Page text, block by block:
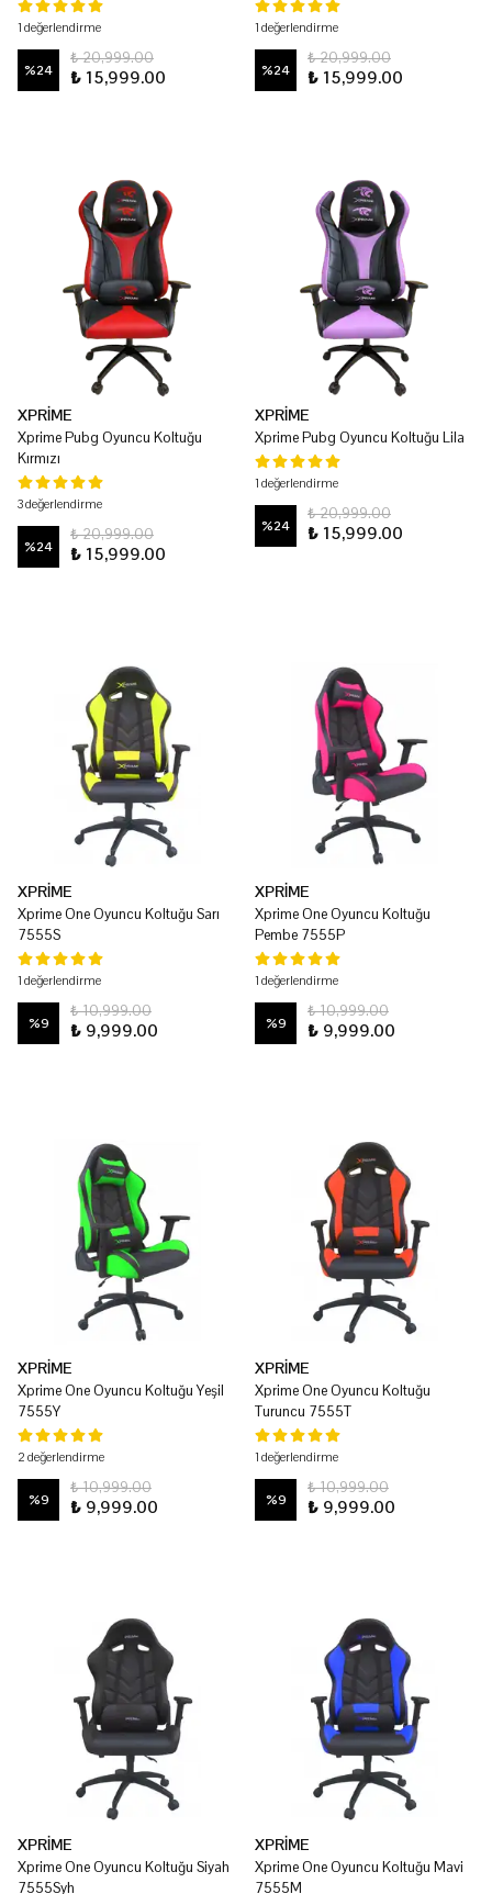
1 değerlendirme
%24
₺ 20,999.00
₺ 15,999.00
1 değerlendirme
%24
₺ 20,999.00
₺ 15,999.00
XPRİME
Xprime Pubg Oyuncu Koltuğu
Kırmızı
3 değerlendirme
%24
₺ 20,999.00
₺ 15,999.00
XPRİME
Xprime Pubg Oyuncu Koltuğu Lila
1 değerlendirme
%24
₺ 20,999.00
₺ 15,999.00
XPRİME
Xprime One Oyuncu Koltuğu Sarı
7555S
1 değerlendirme
%9
₺ 10,999.00
₺ 9,999.00
XPRİME
Xprime One Oyuncu Koltuğu
Pembe 7555P
1 değerlendirme
%9
₺ 10,999.00
₺ 9,999.00
XPRİME
Xprime One Oyuncu Koltuğu Yeşil
7555Y
2 değerlendirme
%9
₺ 10,999.00
₺ 9,999.00
XPRİME
Xprime One Oyuncu Koltuğu
Turuncu 7555T
1 değerlendirme
%9
₺ 10,999.00
₺ 9,999.00
XPRİME
Xprime One Oyuncu Koltuğu Siyah
7555Syh
XPRİME
Xprime One Oyuncu Koltuğu Mavi
7555M